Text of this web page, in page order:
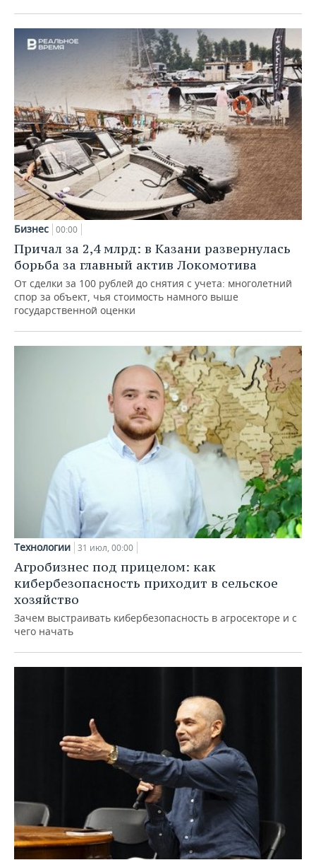
Бизнес 00:00
Причал за 2,4 млрд: в Казани развернулась
борьба за главный актив Локомотива
От сделки за 100 рублей до снятия с учета: многолетний
спор за объект, чья стоимость намного выше
государственной оценки
Технологии 31 июл, 00:00
Агробизнес под прицелом: как
кибербезопасность приходит в сельское
хозяйство
Зачем выстраивать кибербезопасность в агросекторе и с
чего начать